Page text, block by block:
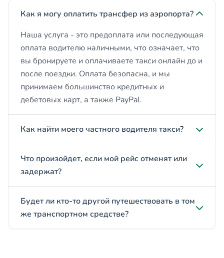
Как я могу оплатить трансфер из аэропорта?
Наша услуга - это предоплата или последующая
оплата водителю наличными, что означает, что
вы бронируете и оплачиваете такси онлайн до и
после поездки. Оплата безопасна, и мы
принимаем большинство кредитных и
дебетовых карт, а также PayPal.
Как найти моего частного водителя такси?
Что произойдет, если мой рейс отменят или
задержат?
Будет ли кто-то другой путешествовать в том
же транспортном средстве?